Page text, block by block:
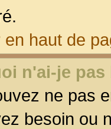
en haut de
n'ai-je
ne pas
besoin ou